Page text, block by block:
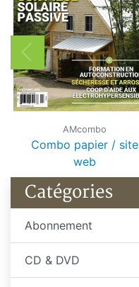
AMcombo
Combo papier / site
web
Catégories
Abonnement
CD & DVD